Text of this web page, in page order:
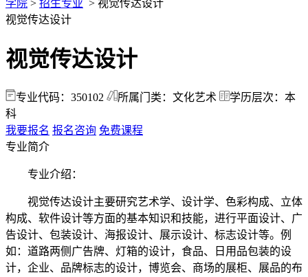
学院 > 招生专业 > 视觉传达设计
视觉传达设计
视觉传达设计
专业代码：350102 所属门类：文化艺术
学历层次：本
科
我要报名 报名咨询 免费课程
专业简介
专业介绍：
视觉传达设计主要研究艺术学、设计学、色彩构成、立体
构成、软件设计等方面的基本知识和技能，进行平面设计、广
告设计、包装设计、海报设计、展示设计、标志设计等。例
如：道路两侧广告牌、灯箱的设计，食品、日用品包装的设
计，企业、品牌标志的设计，博览会、商场的展柜、展品的布